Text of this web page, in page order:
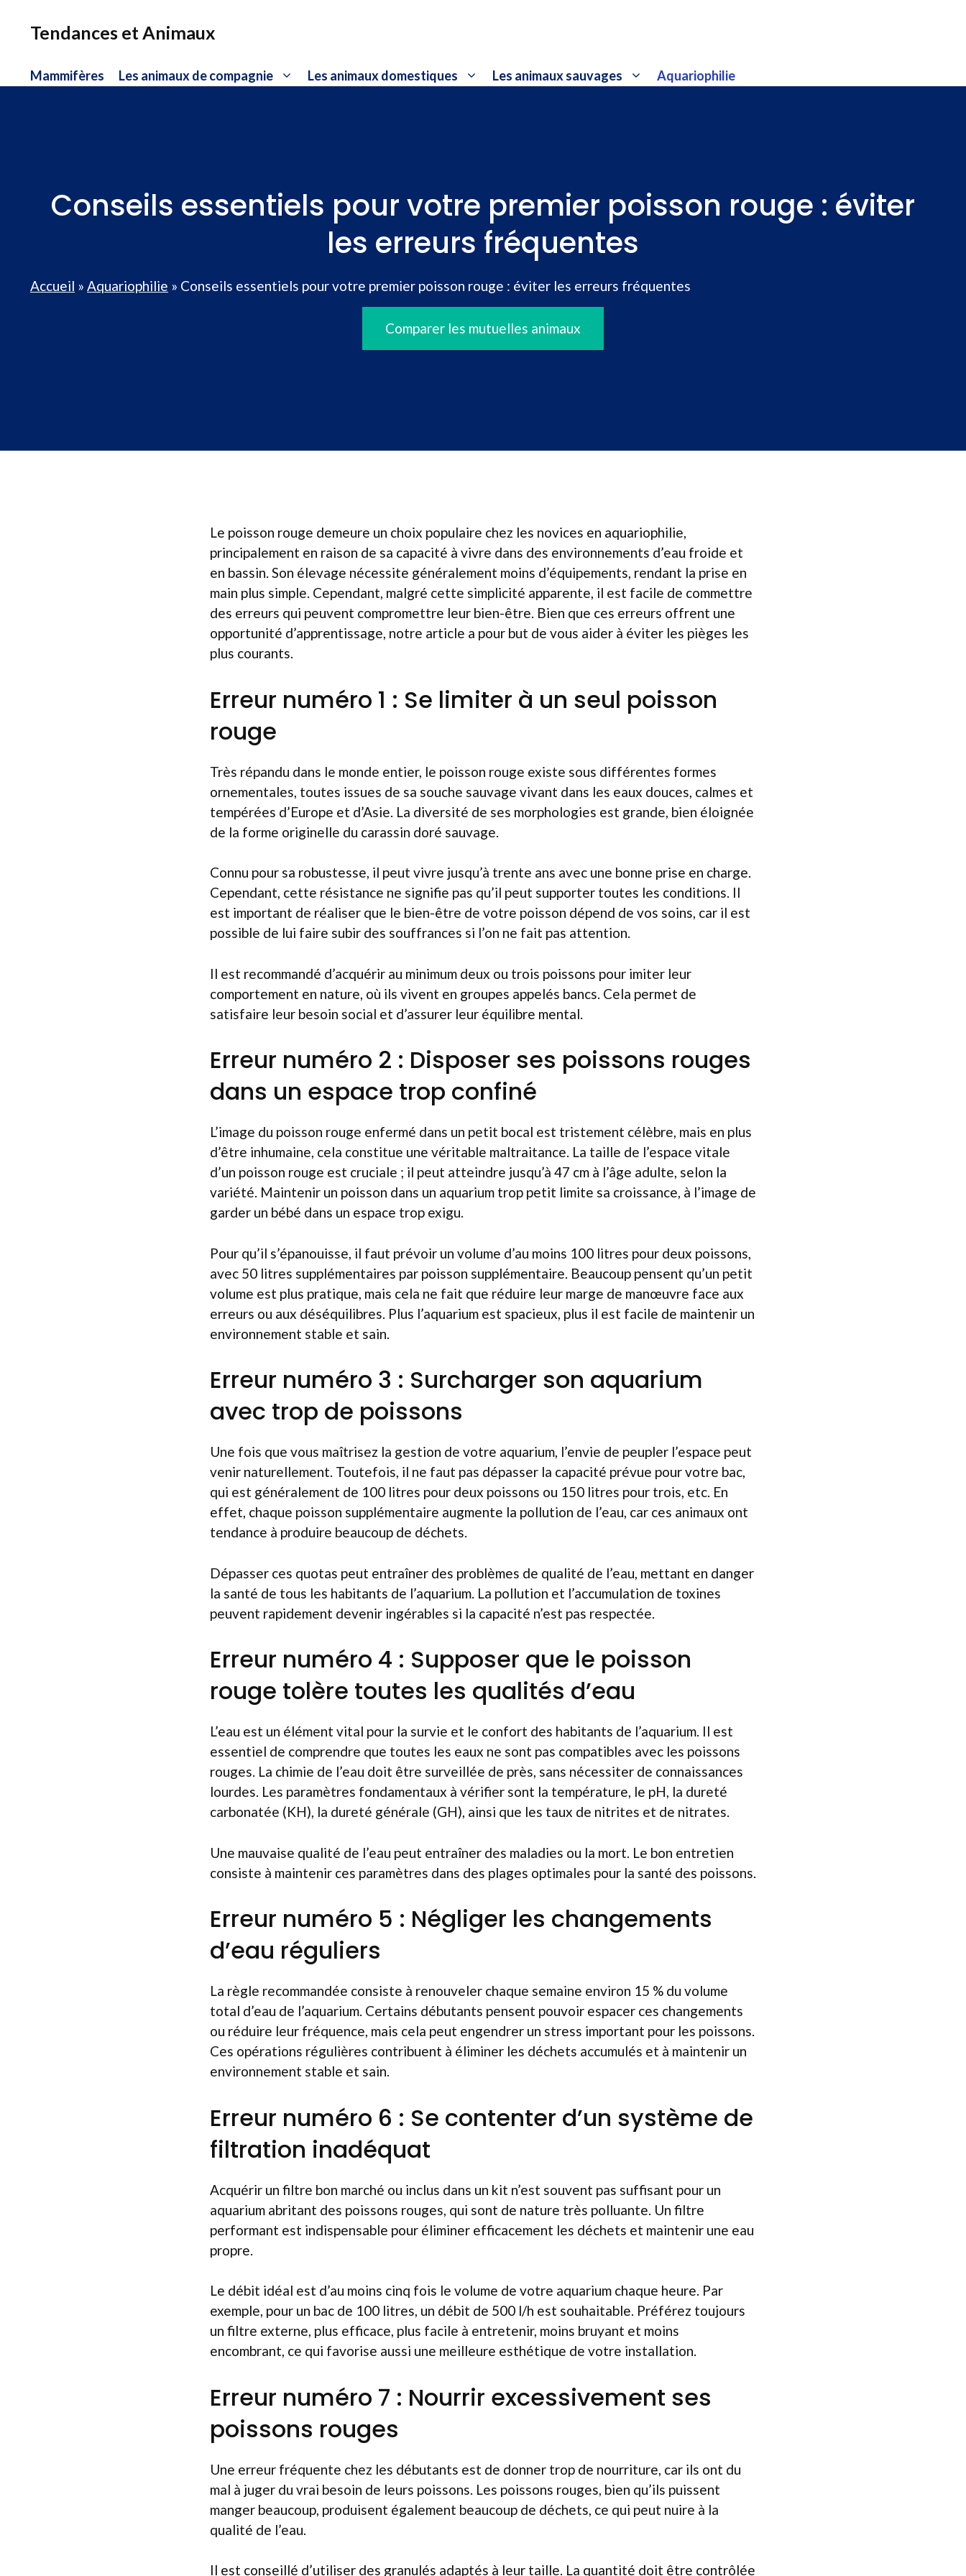
Tendances et Animaux
Mammifères Les animaux de compagnie Les animaux domestiques Les animaux sauvages Aquariophilie
Conseils essentiels pour votre premier poisson rouge : éviter
les erreurs fréquentes
Accueil » Aquariophilie » Conseils essentiels pour votre premier poisson rouge : éviter les erreurs fréquentes
Comparer les mutuelles animaux
Le poisson rouge demeure un choix populaire chez les novices en aquariophilie,
principalement en raison de sa capacité à vivre dans des environnements d’eau froide et
en bassin. Son élevage nécessite généralement moins d’équipements, rendant la prise en
main plus simple. Cependant, malgré cette simplicité apparente, il est facile de commettre
des erreurs qui peuvent compromettre leur bien-être. Bien que ces erreurs offrent une
opportunité d’apprentissage, notre article a pour but de vous aider à éviter les pièges les
plus courants.
Erreur numéro 1 : Se limiter à un seul poisson
rouge
Très répandu dans le monde entier, le poisson rouge existe sous différentes formes
ornementales, toutes issues de sa souche sauvage vivant dans les eaux douces, calmes et
tempérées d’Europe et d’Asie. La diversité de ses morphologies est grande, bien éloignée
de la forme originelle du carassin doré sauvage.
Connu pour sa robustesse, il peut vivre jusqu’à trente ans avec une bonne prise en charge.
Cependant, cette résistance ne signifie pas qu’il peut supporter toutes les conditions. Il
est important de réaliser que le bien-être de votre poisson dépend de vos soins, car il est
possible de lui faire subir des souffrances si l’on ne fait pas attention.
Il est recommandé d’acquérir au minimum deux ou trois poissons pour imiter leur
comportement en nature, où ils vivent en groupes appelés bancs. Cela permet de
satisfaire leur besoin social et d’assurer leur équilibre mental.
Erreur numéro 2 : Disposer ses poissons rouges
dans un espace trop confiné
L’image du poisson rouge enfermé dans un petit bocal est tristement célèbre, mais en plus
d’être inhumaine, cela constitue une véritable maltraitance. La taille de l’espace vitale
d’un poisson rouge est cruciale ; il peut atteindre jusqu’à 47 cm à l’âge adulte, selon la
variété. Maintenir un poisson dans un aquarium trop petit limite sa croissance, à l’image de
garder un bébé dans un espace trop exigu.
Pour qu’il s’épanouisse, il faut prévoir un volume d’au moins 100 litres pour deux poissons,
avec 50 litres supplémentaires par poisson supplémentaire. Beaucoup pensent qu’un petit
volume est plus pratique, mais cela ne fait que réduire leur marge de manœuvre face aux
erreurs ou aux déséquilibres. Plus l’aquarium est spacieux, plus il est facile de maintenir un
environnement stable et sain.
Erreur numéro 3 : Surcharger son aquarium
avec trop de poissons
Une fois que vous maîtrisez la gestion de votre aquarium, l’envie de peupler l’espace peut
venir naturellement. Toutefois, il ne faut pas dépasser la capacité prévue pour votre bac,
qui est généralement de 100 litres pour deux poissons ou 150 litres pour trois, etc. En
effet, chaque poisson supplémentaire augmente la pollution de l’eau, car ces animaux ont
tendance à produire beaucoup de déchets.
Dépasser ces quotas peut entraîner des problèmes de qualité de l’eau, mettant en danger
la santé de tous les habitants de l’aquarium. La pollution et l’accumulation de toxines
peuvent rapidement devenir ingérables si la capacité n’est pas respectée.
Erreur numéro 4 : Supposer que le poisson
rouge tolère toutes les qualités d’eau
L’eau est un élément vital pour la survie et le confort des habitants de l’aquarium. Il est
essentiel de comprendre que toutes les eaux ne sont pas compatibles avec les poissons
rouges. La chimie de l’eau doit être surveillée de près, sans nécessiter de connaissances
lourdes. Les paramètres fondamentaux à vérifier sont la température, le pH, la dureté
carbonatée (KH), la dureté générale (GH), ainsi que les taux de nitrites et de nitrates.
Une mauvaise qualité de l’eau peut entraîner des maladies ou la mort. Le bon entretien
consiste à maintenir ces paramètres dans des plages optimales pour la santé des poissons.
Erreur numéro 5 : Négliger les changements
d’eau réguliers
La règle recommandée consiste à renouveler chaque semaine environ 15 % du volume
total d’eau de l’aquarium. Certains débutants pensent pouvoir espacer ces changements
ou réduire leur fréquence, mais cela peut engendrer un stress important pour les poissons.
Ces opérations régulières contribuent à éliminer les déchets accumulés et à maintenir un
environnement stable et sain.
Erreur numéro 6 : Se contenter d’un système de
filtration inadéquat
Acquérir un filtre bon marché ou inclus dans un kit n’est souvent pas suffisant pour un
aquarium abritant des poissons rouges, qui sont de nature très polluante. Un filtre
performant est indispensable pour éliminer efficacement les déchets et maintenir une eau
propre.
Le débit idéal est d’au moins cinq fois le volume de votre aquarium chaque heure. Par
exemple, pour un bac de 100 litres, un débit de 500 l/h est souhaitable. Préférez toujours
un filtre externe, plus efficace, plus facile à entretenir, moins bruyant et moins
encombrant, ce qui favorise aussi une meilleure esthétique de votre installation.
Erreur numéro 7 : Nourrir excessivement ses
poissons rouges
Une erreur fréquente chez les débutants est de donner trop de nourriture, car ils ont du
mal à juger du vrai besoin de leurs poissons. Les poissons rouges, bien qu’ils puissent
manger beaucoup, produisent également beaucoup de déchets, ce qui peut nuire à la
qualité de l’eau.
Il est conseillé d’utiliser des granulés adaptés à leur taille. La quantité doit être contrôlée